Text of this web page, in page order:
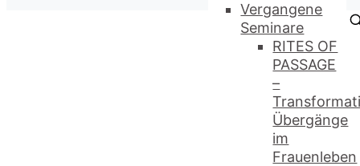
Vergangene
Seminare
RITES OF
PASSAGE
–
Übergänge
im
Frauenleben